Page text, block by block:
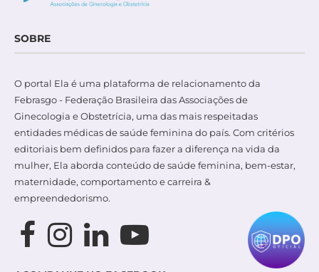
SOBRE
O portal Ela é uma plataforma de relacionamento da
Febrasgo - Federação Brasileira das Associações de
Ginecologia e Obstetrícia, uma das mais respeitadas
entidades médicas de saúde feminina do país. Com critérios
editoriais bem definidos para fazer a diferença na vida da
mulher, Ela aborda conteúdo de saúde feminina, bem-estar,
maternidade, comportamento e carreira &
empreendedorismo.